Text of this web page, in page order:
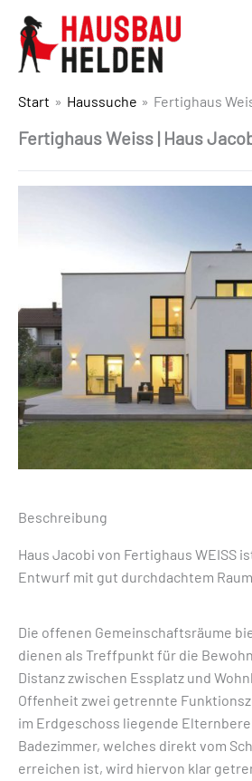
Start Haussuche Fertighaus
Fertighaus Weiss | Haus
Beschreibung
Haus Jacobi von Fertighaus WEISS
Entwurf mit gut durchdachtem
Die offenen Gemeinschaftsräume
dienen als Treffpunkt für die
Distanz zwischen Essplatz und
Offenheit zwei getrennte
im Erdgeschoss liegende
Badezimmer, welches direkt vom
erreichen ist, wird hiervon klar